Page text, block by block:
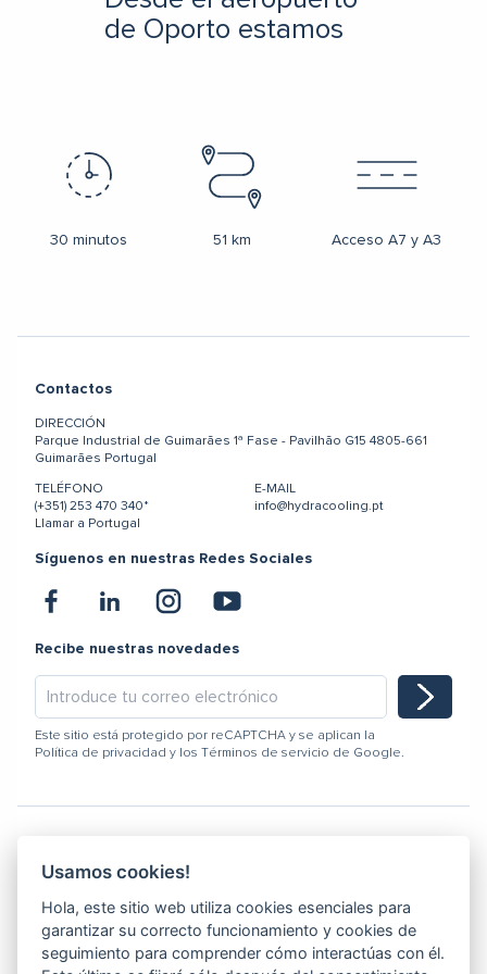
de Oporto estamos
30 minutos 51 km Acceso A7 y A3
Contactos
DIRECCIÓN
Parque Industrial de Guimarães 1ª Fase - Pavilhão G15 4805-661
Guimarães Portugal
TELÉFONO
(+351) 253 470 340*
Llamar a Portugal
E-MAIL
info@hydracooling.pt
Síguenos en nuestras Redes Sociales
Recibe nuestras novedades
Este sitio está protegido por reCAPTCHA y se aplican la
Política de privacidad y los Términos de servicio de Google.
Hydracooling 2026 - Todos los derechos reservados
Código de conducta
Politica de Calidad
Usamos cookies!
Hola, este sitio web utiliza cookies esenciales para
garantizar su correcto funcionamiento y cookies de
seguimiento para comprender cómo interactúas con él.